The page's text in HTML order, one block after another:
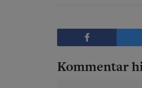
Kommentar